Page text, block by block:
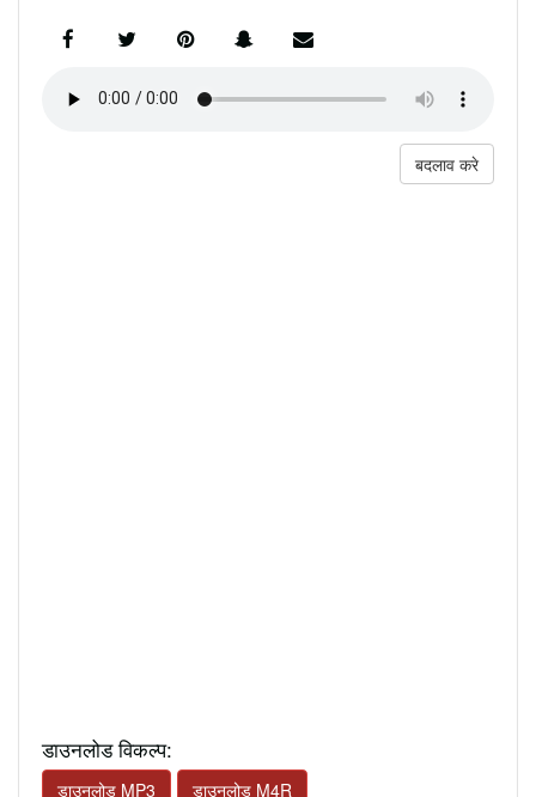
बदलाव करे
डाउनलोड विकल्प:
डाउनलोड MP3 डाउनलोड M4R